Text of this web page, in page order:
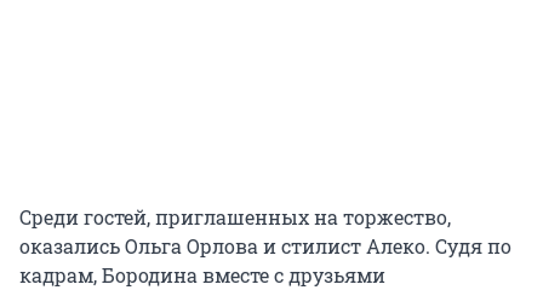
Среди гостей, приглашенных на торжество,
оказались Ольга Орлова и стилист Алеко. Судя по
кадрам, Бородина вместе с друзьями